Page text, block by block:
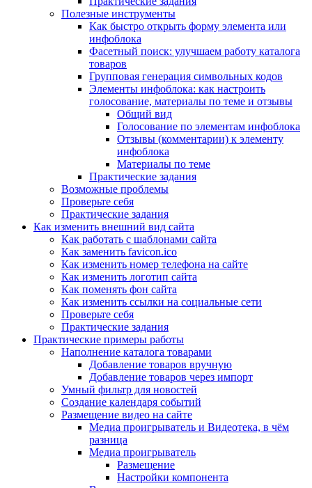
Полезные инструменты
Как быстро открыть форму элемента или
инфоблока
Фасетный поиск: улучшаем работу каталога
товаров
Групповая генерация символьных кодов
Элементы инфоблока: как настроить
голосование, материалы по теме и отзывы
Общий вид
Голосование по элементам инфоблока
Отзывы (комментарии) к элементу
инфоблока
Материалы по теме
Практические задания
Возможные проблемы
Проверьте себя
Практические задания
Как изменить внешний вид сайта
Как работать с шаблонами сайта
Как заменить favicon.ico
Как изменить номер телефона на сайте
Как изменить логотип сайта
Как поменять фон сайта
Как изменить ссылки на социальные сети
Проверьте себя
Практические задания
Практические примеры работы
Наполнение каталога товарами
Добавление товаров вручную
Добавление товаров через импорт
Умный фильтр для новостей
Создание календаря событий
Размещение видео на сайте
Медиа проигрыватель и Видеотека, в чём
разница
Медиа проигрыватель
Размещение
Настройки компонента